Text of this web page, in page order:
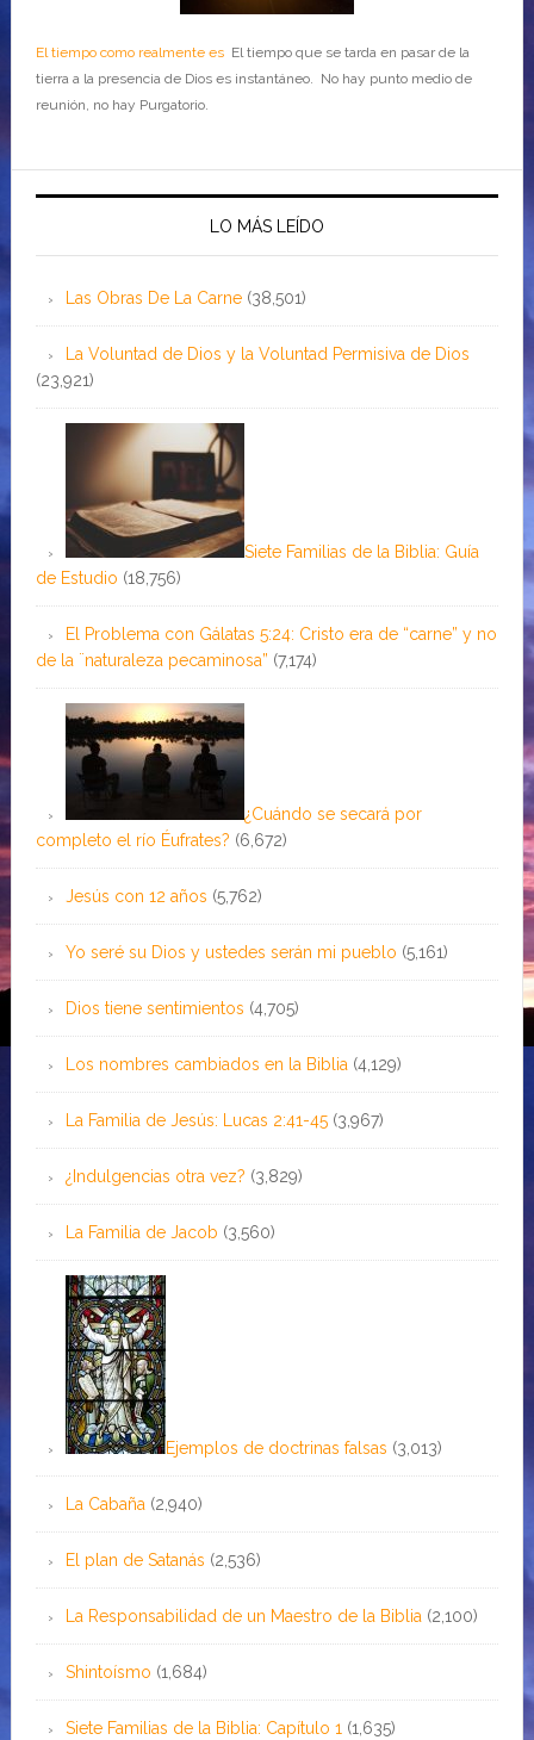
El tiempo como realmente esEl tiempo que se tarda en pasar de la
tierra a la presencia de Dios es instantáneo. No hay punto medio de
reunión, no hay Purgatorio.
LO MÁS LEÍDO
Las Obras De La Carne (38,501)
La Voluntad de Dios y la Voluntad Permisiva de Dios
(23,921)
Siete Familias de la Biblia: Guía
de Estudio (18,756)
El Problema con Gálatas 5:24: Cristo era de “carne” y no
de la ¨naturaleza pecaminosa” (7,174)
¿Cuándo se secará por
completo el río Éufrates? (6,672)
Jesús con 12 años (5,762)
Yo seré su Dios y ustedes serán mi pueblo (5,161)
Dios tiene sentimientos (4,705)
Los nombres cambiados en la Biblia (4,129)
La Familia de Jesús: Lucas 2:41-45 (3,967)
¿Indulgencias otra vez? (3,829)
La Familia de Jacob (3,560)
Ejemplos de doctrinas falsas (3,013)
La Cabaña (2,940)
El plan de Satanás (2,536)
La Responsabilidad de un Maestro de la Biblia (2,100)
Shintoísmo (1,684)
Siete Familias de la Biblia: Capítulo 1 (1,635)